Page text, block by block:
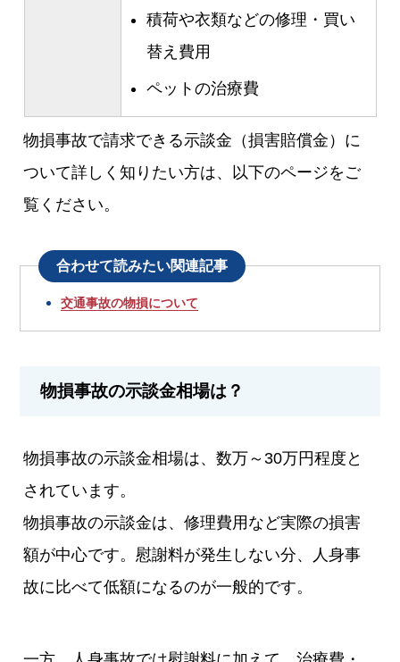
積荷や衣類などの修理・買い
替え費用
ペットの治療費
物損事故で請求できる示談金（損害賠償金）に
ついて詳しく知りたい方は、以下のページをご
覧ください。
合わせて読みたい関連記事
交通事故の物損について
物損事故の示談金相場は？
物損事故の示談金相場は、数万～30万円程度と
されています。
物損事故の示談金は、修理費用など実際の損害
額が中心です。慰謝料が発生しない分、人身事
故に比べて低額になるのが一般的です。